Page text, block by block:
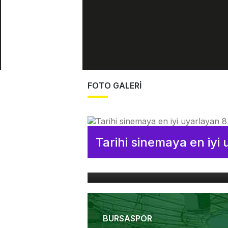
FOTO GALERİ
Tarihi sinemaya en iyi
İznik'te Birinci Konsil'in yapıldığı
Aziz Neophytos Kilisesi'nin
BURSASPOR